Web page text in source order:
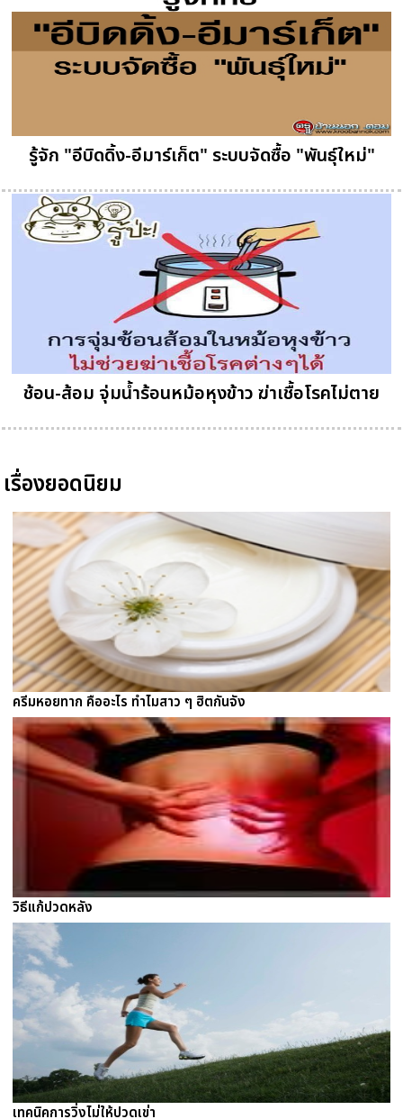
รู้จัก "อีบิดดิ้ง-อีมาร์เก็ต" ระบบจัดซื้อ "พันธุ์ใหม่"
ช้อน-ส้อม จุ่มน้ำร้อนหม้อหุงข้าว ฆ่าเชื้อโรคไม่ตาย
เรื่องยอดนิยม
ครีมหอยทาก คืออะไร ทำไมสาว ๆ ฮิตกันจัง
วิธีแก้ปวดหลัง
เทคนิคการวิ่งไม่ให้ปวดเข่า